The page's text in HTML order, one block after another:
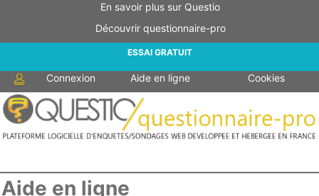
En savoir plus sur Questio
Découvrir questionnaire-pro
ESSAI GRATUIT
Connexion Aide en ligne Cookies
Aide en ligne